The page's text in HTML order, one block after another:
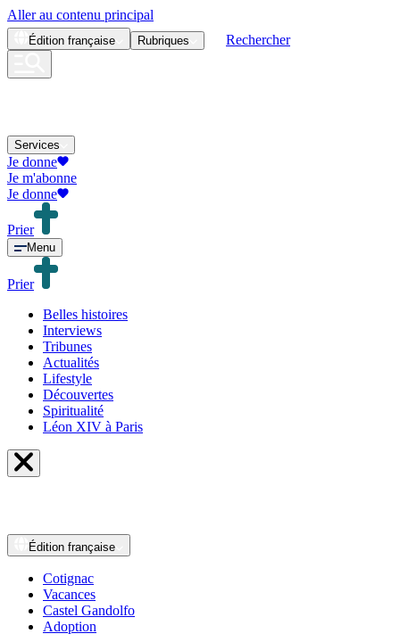
Aller au contenu principal
Édition française Rubriques Rechercher
Services
Je donne
Je m'abonne
Je donne
Prier
Menu
Prier
Belles histoires
Interviews
Tribunes
Actualités
Lifestyle
Découvertes
Spiritualité
Léon XIV à Paris
Édition française
Cotignac
Vacances
Castel Gandolfo
Adoption